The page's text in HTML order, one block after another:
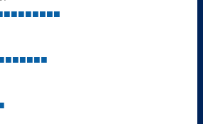
■■■■■■■■
■■■■■■